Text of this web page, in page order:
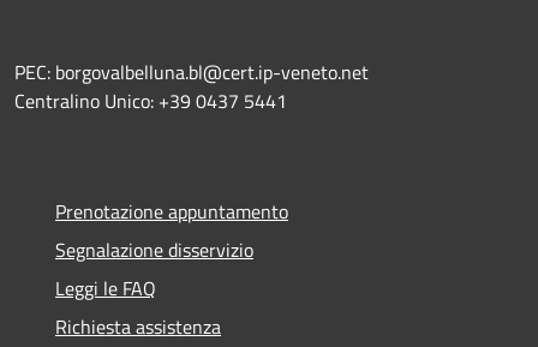
PEC: borgovalbelluna.bl@cert.ip-veneto.net
Centralino Unico: +39 0437 5441
Prenotazione appuntamento
Segnalazione disservizio
Leggi le FAQ
Richiesta assistenza